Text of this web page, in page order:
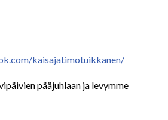
kaisajatimotuikkanen/
pääjuhlaan ja levymme